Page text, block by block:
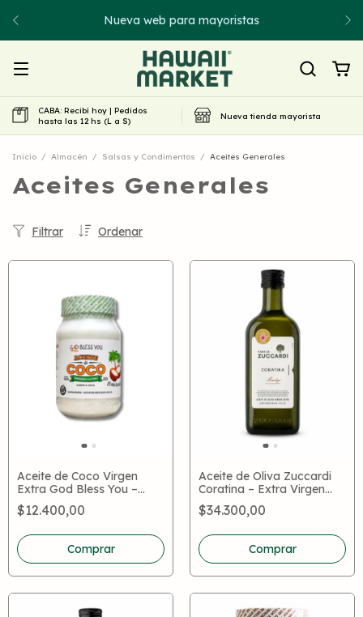
Nueva web para mayoristas
CABA: Recibí hoy | Pedidos
hasta las 12 hs (L a S)
Nueva tienda mayorista
Inicio / Almacén / Salsas y Condimentos / Aceites Generales
Aceites Generales
Ordenar
Filtrar
Aceite de Coco Virgen
Extra God Bless You –
Prensado en Frío, Apto
Keto
$12.400,00
Comprar
Aceite de Oliva Zuccardi
Coratina – Extra Virgen
Alto en Polifenoles
Premium Mendoza
$34.300,00
Comprar